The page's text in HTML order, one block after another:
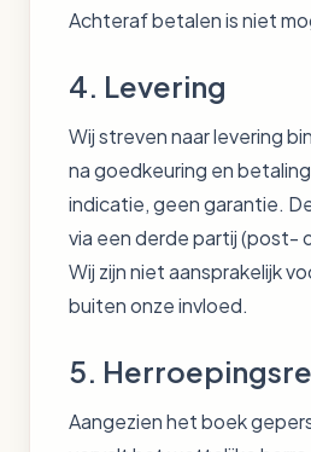
Achteraf betalen is niet
4. Levering
Wij streven naar levering
na goedkeuring en
indicatie, geen garantie.
via een derde partij (post-
Wij zijn niet aansprakelijk
buiten onze invloed.
5.
Aangezien het boek